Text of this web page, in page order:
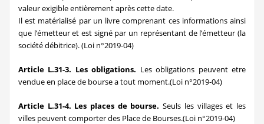
valeur exigible entièrement après cette date.
Il est matérialisé par un livre comprenant ces informations ainsi
que l’émetteur et est signé par un représentant de l’émetteur (la
société débitrice). (Loi n°2019-04)
Article L.31-3. Les obligations. Les obligations peuvent etre
vendue en place de bourse a tout moment.(Loi n°2019-04)
Article L.31-4. Les places de bourse. Seuls les villages et les
villes peuvent comporter des Place de Bourses.(Loi n°2019-04)